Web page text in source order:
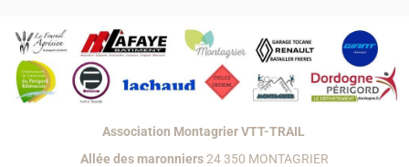
Association Montagrier VTT-TRAIL
Allée des maronniers24 350 MONTAGRIER